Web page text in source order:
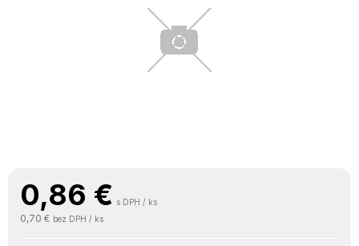
0,86 € s DPH / ks
0,70 € bez DPH / ks